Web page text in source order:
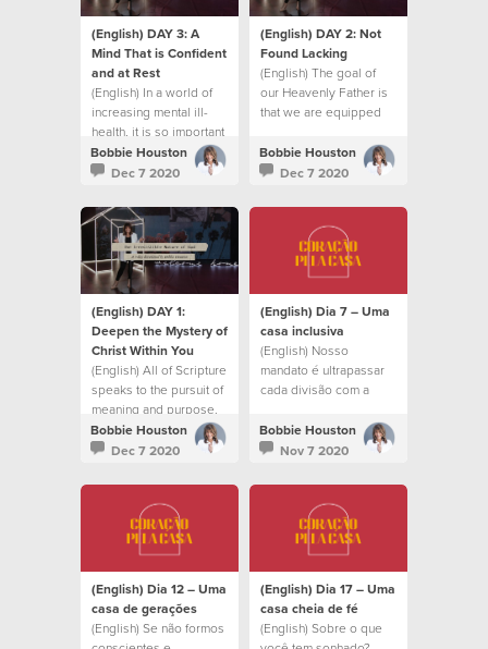
(English) DAY 3: A
Mind That is Confident
and at Rest
(English) In a world of
increasing mental ill-
health, it is so important
to have a mind that is
confident and at rest.
Bobbie Houston
Dec 7 2020
(English) DAY 2: Not
Found Lacking
(English) The goal of
our Heavenly Father is
that we are equipped
Bobbie Houston
Dec 7 2020
(English) DAY 1:
Deepen the Mystery of
Christ Within You
(English) All of Scripture
speaks to the pursuit of
meaning and purpose.
Bobbie Houston
Dec 7 2020
(English) Dia 7 – Uma
casa inclusiva
(English) Nosso
mandato é ultrapassar
cada divisão com a
Cristo teve
Bobbie Houston
Nov 7 2020
(English) Dia 12 – Uma
casa de gerações
(English) Se não formos
(English) Dia 17 – Uma
casa cheia de fé
(English) Sobre o que